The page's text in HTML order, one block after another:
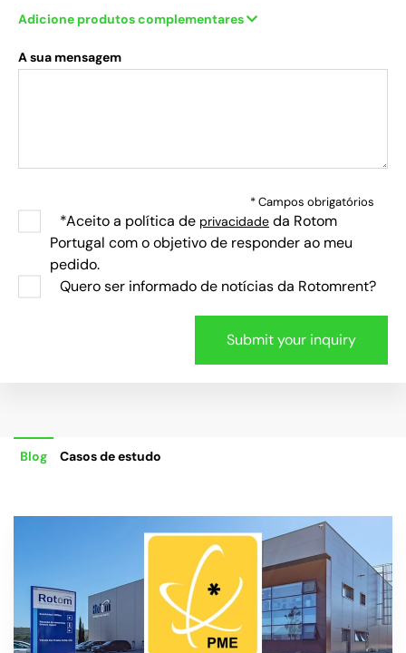
Adicione produtos complementares
A sua mensagem
* Campos obrigatórios
*Aceito a política de privacidade da Rotom
Portugal com o objetivo de responder ao meu
pedido.
Quero ser informado de notícias da Rotomrent?
Blog Casos de estudo